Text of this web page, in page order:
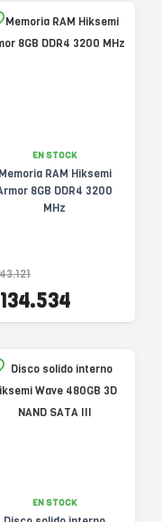
EN STOCK
Memoria RAM Hiksemi
8GB DDR4 3200
MHz
EN STOCK